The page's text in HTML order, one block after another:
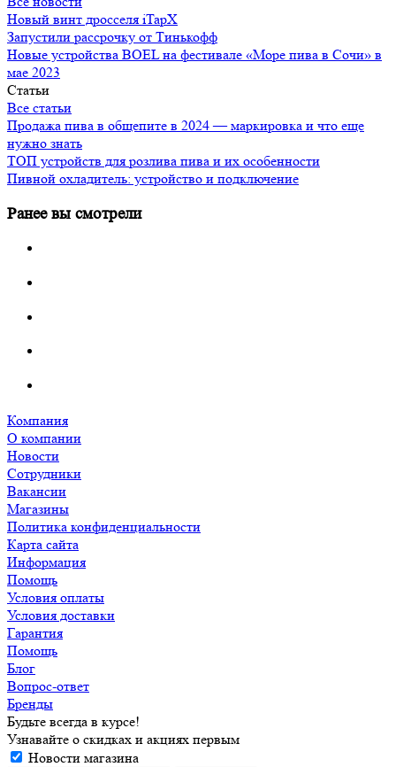
Новый винт дросселя iTapX
Запустили рассрочку от Тинькофф
Новые устройства BOEL на фестивале «Море пива в Сочи» в
мае 2023
Статьи
Все статьи
Продажа пива в общепите в 2024 — маркировка и что еще
нужно знать
ТОП устройств для розлива пива и их особенности
Пивной охладитель: устройство и подключение
Ранее вы смотрели
Компания
О компании
Новости
Сотрудники
Вакансии
Магазины
Политика конфиденциальности
Карта сайта
Информация
Помощь
Условия оплаты
Условия доставки
Гарантия
Помощь
Блог
Вопрос-ответ
Бренды
Будьте всегда в курсе!
Узнавайте о скидках и акциях первым
Новости магазина